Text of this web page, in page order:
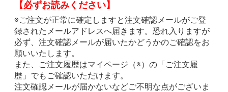
【必ずお読みください】
※ご注文が正常に確定しますと注文確認メールがご登
録されたメールアドレスへ届きます。恐れ入りますが
必ず、注文確認メールが届いたかどうかのご確認をお
願いいたします。
また、ご注文履歴はマイページ（※）の「ご注文履
歴」でもご確認いただけます。
注文確認メールが届かないなどご不明な点がございま